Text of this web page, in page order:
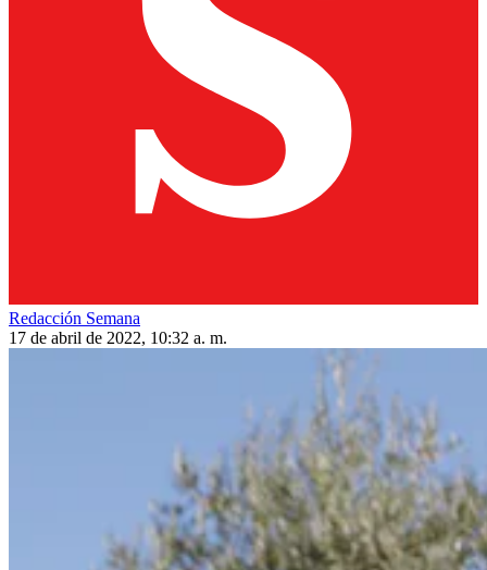
Redacción Semana
17 de abril de 2022, 10:32 a. m.